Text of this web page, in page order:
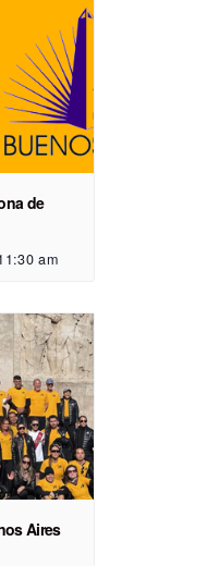
de
am
Aires